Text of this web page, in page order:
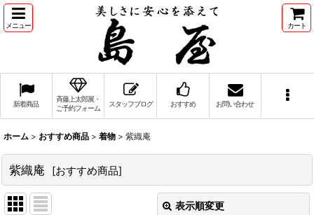
メニュー カート
新着商品
斉藤上太郎展・
ご予約フォーム
スタッフブログ おすすめ お問い合わせ
ホーム > おすすめ商品 > 着物 > 紫織庵
紫織庵 [おすすめ商品]
表示順変更